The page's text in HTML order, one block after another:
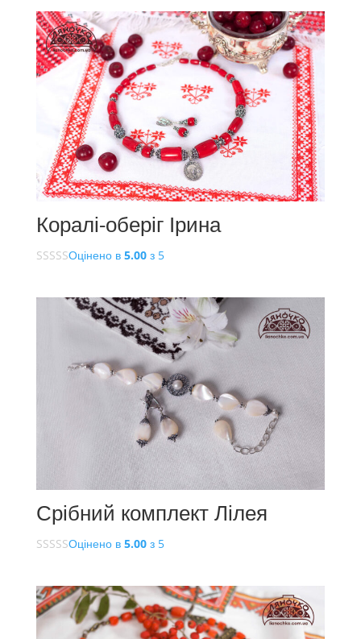
Коралі-оберіг Ірина
Оцінено в 5.00з 5
Срібний комплект Лілея
Оцінено в 5.00з 5